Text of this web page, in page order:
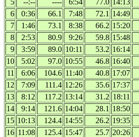
5
--:-- ---- 6:54 77.0 14:13
6
0:36 66.1 7:48 72.1 14:49
7
1:46 73.1 8:38 66.2 15:20
8
2:53 80.9 9:26 59.8 15:48
9
3:59 89.0 10:11 53.2 16:14
10
5:02 97.0 10:55 46.8 16:40
11
6:06 104.6 11:40 40.8 17:07
12
7:09 111.4 12:26 35.6 17:37
13
8:12 117.2 13:14 31.2 18:11
14
9:14 121.6 14:04 28.1 18:50
15 10:13 124.4 14:55 26.2 19:35
16 11:08 125.4 15:47 25.7 20:26